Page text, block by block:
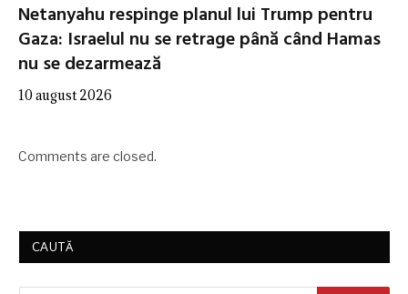
Netanyahu respinge planul lui Trump pentru
Gaza: Israelul nu se retrage până când Hamas
nu se dezarmează
10 august 2026
Comments are closed.
CAUTĂ